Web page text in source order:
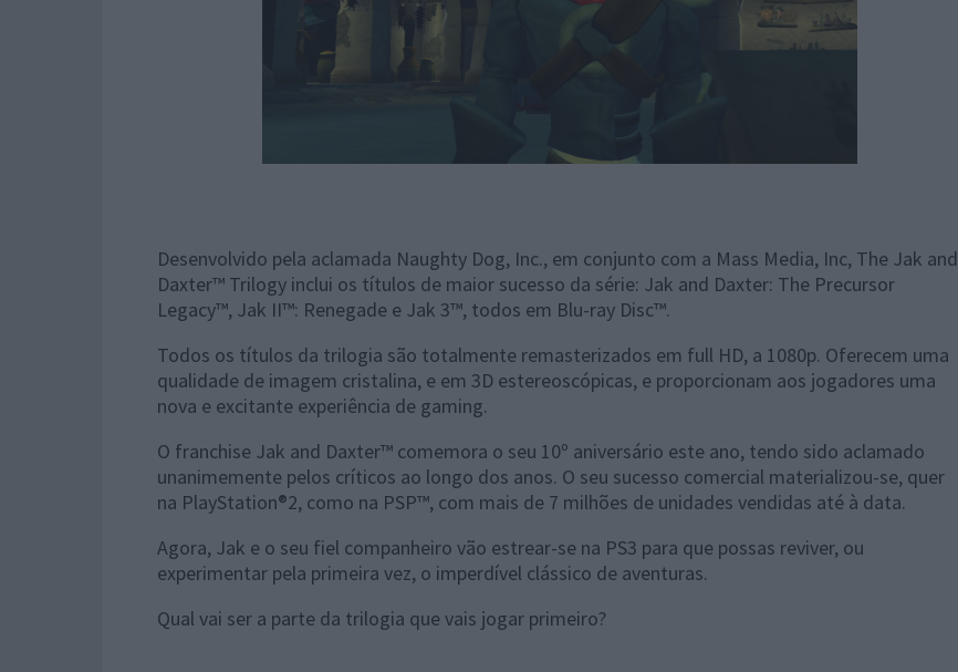
Desenvolvido pela aclamada Naughty Dog, Inc., em conjunto com a Mass Media, Inc, The Jak and
Daxter™ Trilogy inclui os títulos de maior sucesso da série: Jak and Daxter: The Precursor
Legacy™, Jak II™: Renegade e Jak 3™, todos em Blu-ray Disc™.
Todos os títulos da trilogia são totalmente remasterizados em full HD, a 1080p. Oferecem uma
qualidade de imagem cristalina, e em 3D estereoscópicas, e proporcionam aos jogadores uma
nova e excitante experiência de gaming.
O franchise Jak and Daxter™ comemora o seu 10º aniversário este ano, tendo sido aclamado
unanimemente pelos críticos ao longo dos anos. O seu sucesso comercial materializou-se, quer
na PlayStation®2, como na PSP™, com mais de 7 milhões de unidades vendidas até à data.
Agora, Jak e o seu fiel companheiro vão estrear-se na PS3 para que possas reviver, ou
experimentar pela primeira vez, o imperdível clássico de aventuras.
Qual vai ser a parte da trilogia que vais jogar primeiro?